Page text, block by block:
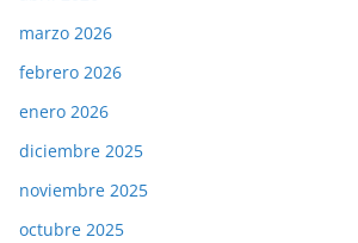
marzo 2026
febrero 2026
enero 2026
diciembre 2025
noviembre 2025
octubre 2025